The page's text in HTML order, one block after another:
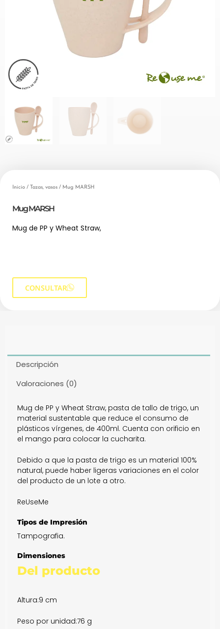
Inicio / Tazas, vasos / Mug MARSH
Mug MARSH
Mug de PP y Wheat Straw,
CONSULTAR
Descripción
Valoraciones (0)
Mug de PP y Wheat Straw, pasta de tallo de trigo, un
material sustentable que reduce el consumo de
plásticos vírgenes, de 400ml. Cuenta con orificio en
el mango para colocar la cucharita.
Debido a que la pasta de trigo es un material 100%
natural, puede haber ligeras variaciones en el color
del producto de un lote a otro.
ReUseMe
Tipos de Impresión
Tampografia.
Dimensiones
Del producto
Altura:9 cm
Peso por unidad:76 g